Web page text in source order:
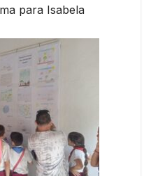
para Isabela